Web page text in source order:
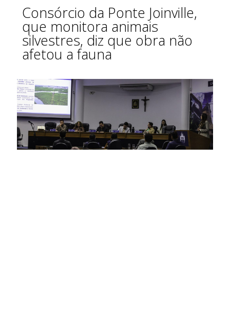
Consórcio da Ponte Joinville,
que monitora animais
silvestres, diz que obra não
afetou a fauna